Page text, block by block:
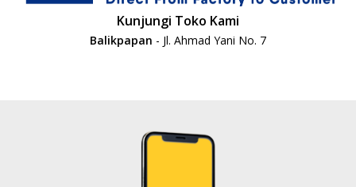
Kunjungi Toko Kami
Balikpapan - Jl. Ahmad Yani No. 7